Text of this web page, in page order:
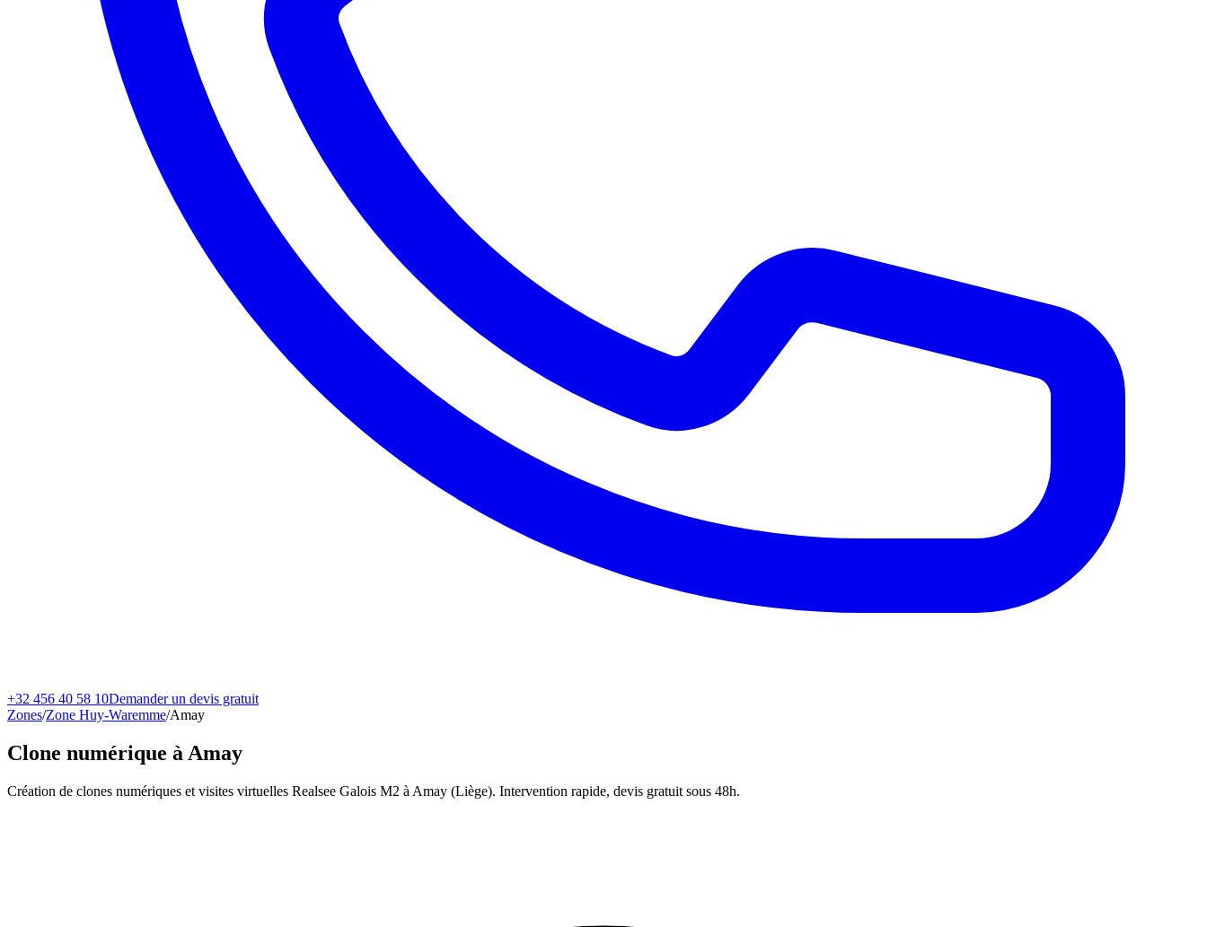
+32 456 40 58 10Demander un devis gratuit
Zones/Zone Huy-Waremme/Amay
Clone numérique à Amay
Création de clones numériques et visites virtuelles Realsee Galois M2 à Amay (Liège). Intervention rapide, devis gratuit sous 48h.